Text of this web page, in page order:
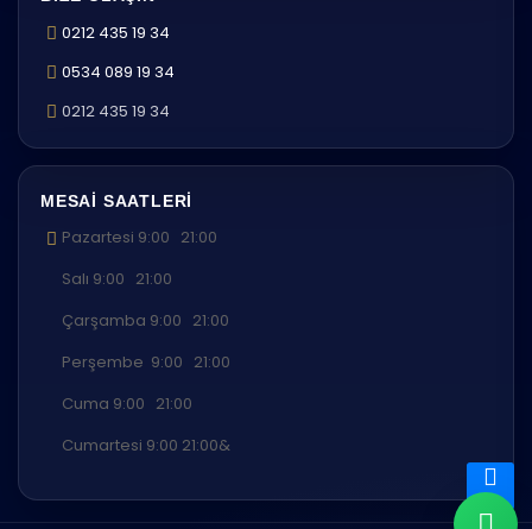
0212 435 19 34
0534 089 19 34
0212 435 19 34
MESAI SAATLERI
Pazartesi 9:00 21:00
Salı 9:00 21:00
Çarşamba 9:00 21:00
Perşembe 9:00 21:00
Cuma 9:00 21:00
Cumartesi 9:00 21:00&